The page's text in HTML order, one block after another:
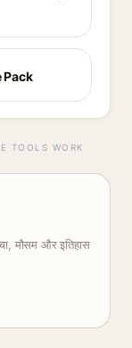
Pack
TOOLS WORK
मौसम और इतिहास